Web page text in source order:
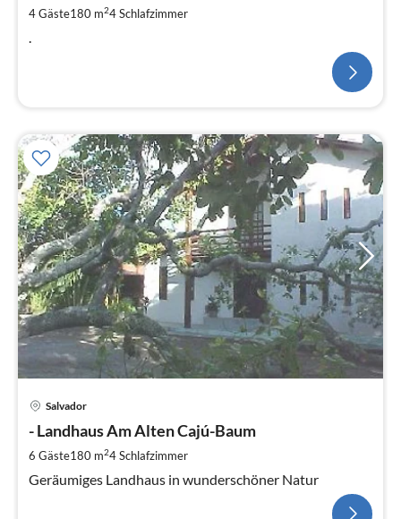
4 Gäste180 m24Schlafzimmer
.
Salvador
- Landhaus Am Alten Cajú-Baum
6 Gäste180 m24Schlafzimmer
Geräumiges Landhaus in wunderschöner Natur